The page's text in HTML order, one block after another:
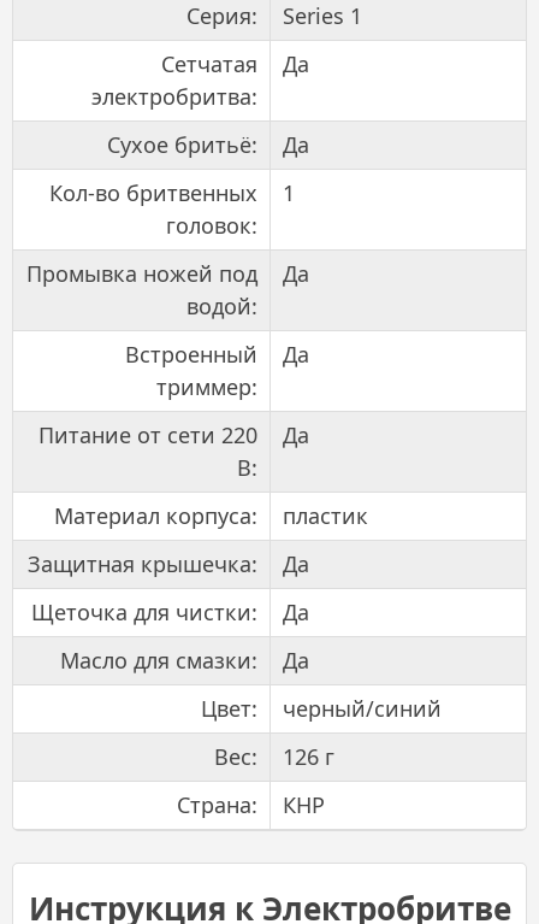
Серия:
Series 1
Сетчатая
электробритва:
Да
Сухое бритьё:
Да
Кол-во бритвенных
головок:
1
Промывка ножей под
водой:
Да
Встроенный
триммер:
Да
Питание от сети 220
В:
Да
Материал корпуса:
пластик
Защитная крышечка:
Да
Щеточка для чистки:
Да
Масло для смазки:
Да
Цвет:
черный/синий
Вес:
126 г
Страна:
КНР
Инструкция к Электробритве